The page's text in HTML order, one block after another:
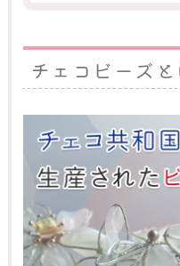
チェコビーズと